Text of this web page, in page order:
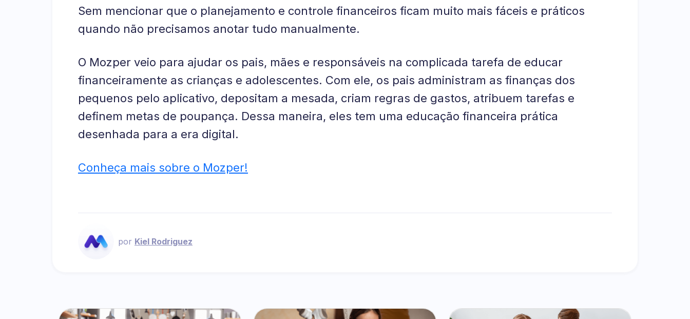
Sem mencionar que o planejamento e controle financeiros ficam muito mais fáceis e práticos
quando não precisamos anotar tudo manualmente.
O Mozper veio para ajudar os pais, mães e responsáveis na complicada tarefa de educar
financeiramente as crianças e adolescentes. Com ele, os pais administram as finanças dos
pequenos pelo aplicativo, depositam a mesada, criam regras de gastos, atribuem tarefas e
definem metas de poupança. Dessa maneira, eles tem uma educação financeira prática
desenhada para a era digital.
Conheça mais sobre o Mozper!
por Kiel Rodriguez